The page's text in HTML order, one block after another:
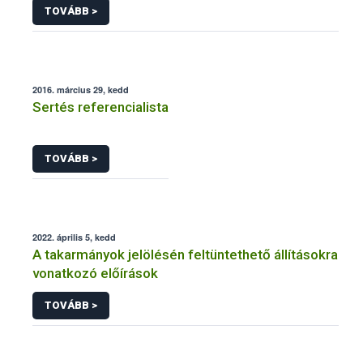
TOVÁBB >
2016. március 29, kedd
Sertés referencialista
TOVÁBB >
2022. április 5, kedd
A takarmányok jelölésén feltüntethető állításokra
vonatkozó előírások
TOVÁBB >